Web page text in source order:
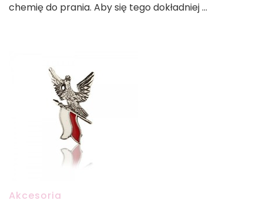
chemię do prania. Aby się tego dokładniej …
Akcesoria